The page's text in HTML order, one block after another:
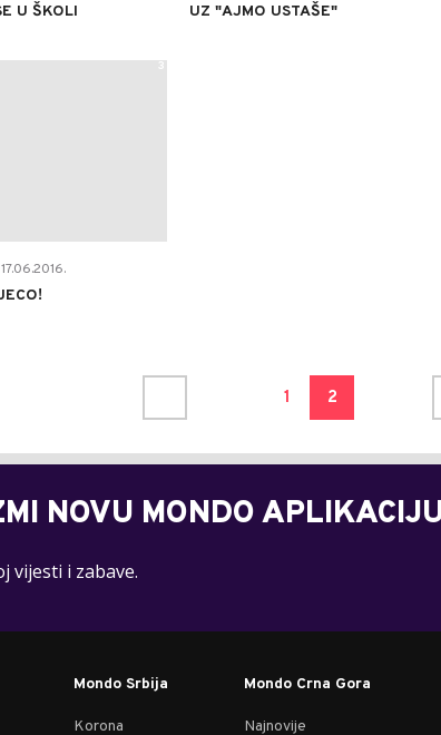
U ŠKOLI
UZ "AJMO USTAŠE"
17.06.2016.
3
1 2
NOVU MONDO
vijesti i zabave.
Mondo Srbija
Korona
Mondo Crna Gora
Najnovije